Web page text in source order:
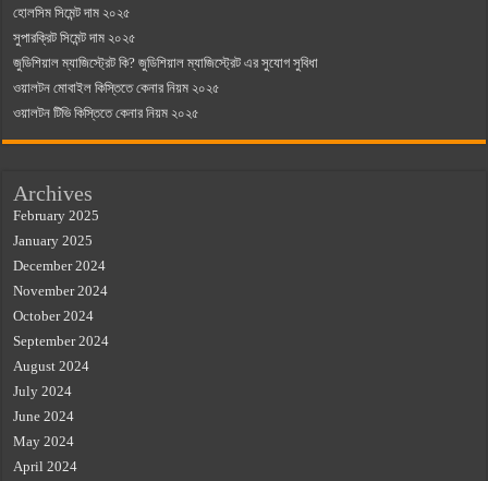
হোলসিম সিমেন্ট দাম ২০২৫
সুপারক্রিট সিমেন্ট দাম ২০২৫
জুডিশিয়াল ম্যাজিস্ট্রেট কি? জুডিশিয়াল ম্যাজিস্ট্রেট এর সুযোগ সুবিধা
ওয়ালটন মোবাইল কিস্তিতে কেনার নিয়ম ২০২৫
ওয়ালটন টিভি কিস্তিতে কেনার নিয়ম ২০২৫
Archives
February 2025
January 2025
December 2024
November 2024
October 2024
September 2024
August 2024
July 2024
June 2024
May 2024
April 2024